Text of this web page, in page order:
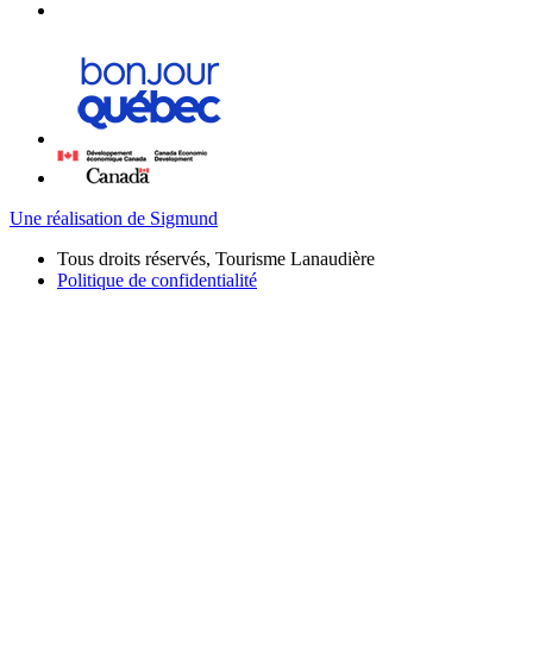
Une réalisation de Sigmund
Tous droits réservés, Tourisme Lanaudière
Politique de confidentialité